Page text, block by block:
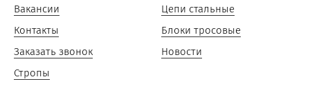
Вакансии
Контакты
Заказать звонок
Стропы
Цепи стальные
Блоки тросовые
Новости